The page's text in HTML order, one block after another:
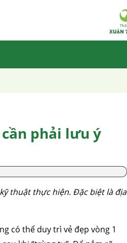
phải lưu ý
thuật thực hiện. Đặc biệt là địa
có thể duy trì vẻ đẹp vòng 1